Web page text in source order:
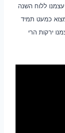
ללוח השנה
כמעט תמיד
ירקות הרי